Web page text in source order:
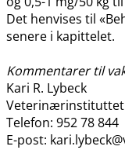
Det henvises til
senere i kapittelet.
Kommentarer til
Kari R. Lybeck
Veterinærinstituttet
Telefon: 952 78 844
E-post: